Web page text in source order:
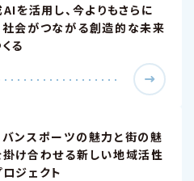
を活用し、今よりもさらに
社会がつながる創造的な未来
る
ンスポーツの魅力と街の魅
け合わせる新しい地域活性
ジェクト